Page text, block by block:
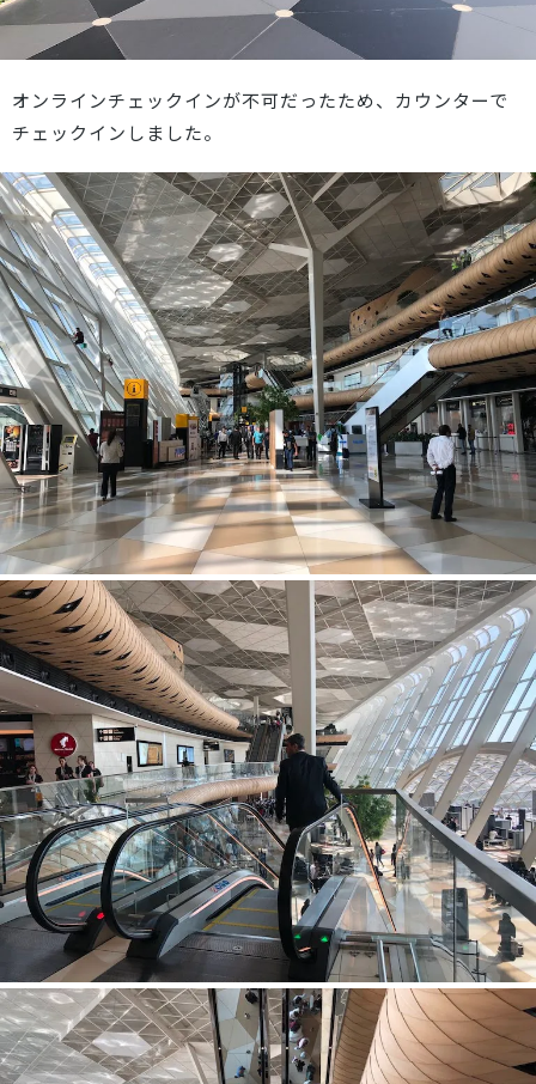
オンラインチェックインが不可だったため、カウンターで
チェックインしました。